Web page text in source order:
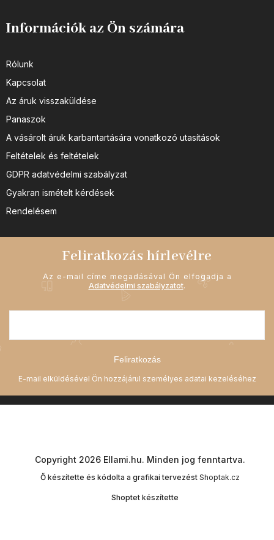
Információk az Ön számára
Rólunk
Kapcsolat
Az áruk visszaküldése
Panaszok
A vásárolt áruk karbantartására vonatkozó utasítások
Feltételek és feltételek
GDPR adatvédelmi szabályzat
Gyakran ismételt kérdések
Rendelésem
Feliratkozás hírlevélre
Az e-mail címe megadásával Ön elfogadja a
Adatvédelmi szabályzatot.
Feliratkozás
Shoptet készítette
Copyright 2026 Ellami.hu. Minden jog fenntartva.
Ő készítette és kódolta a grafikai tervezést Shoptak.cz